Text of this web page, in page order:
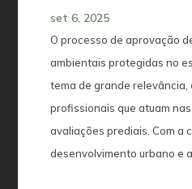
set 6, 2025
O processo de aprovação
ambientais protegidas no
tema de grande
profissionais que atuam
avaliações prediais. Com a
desenvolvimento urbano e